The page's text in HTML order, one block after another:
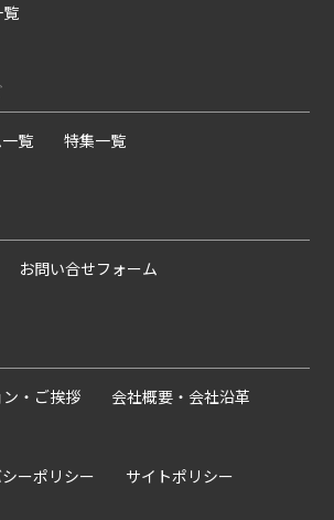
覧 特集一覧
お問い合せフォーム
・ご挨拶
会社概要・会社沿革
ーポリシー サイトポリシー